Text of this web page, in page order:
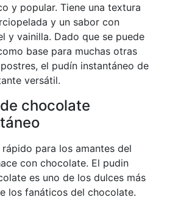
y popular. Tiene una textura
y un sabor con
y vainilla. Dado que se puede
base para muchas otras
el pudín instantáneo de
versátil.
chocolate
para los amantes del
con chocolate. El pudin
es uno de los dulces más
los fanáticos del chocolate.